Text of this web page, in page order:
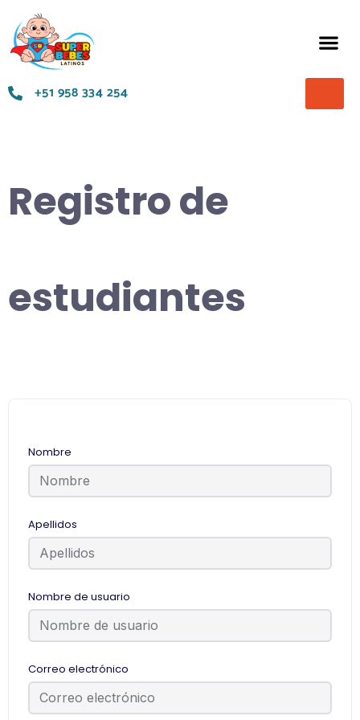
+51 958 334 254
Registro de
estudiantes
Nombre
Apellidos
Nombre de usuario
Correo electrónico